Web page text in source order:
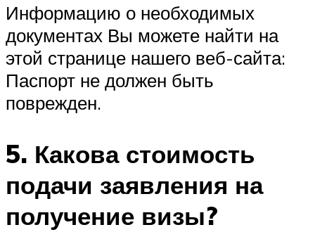
Информацию о необходимых
документах Вы можете найти на
этой странице нашего веб-сайта:
Паспорт не должен быть
поврежден.
5. Какова стоимость
подачи заявления на
получение визы?